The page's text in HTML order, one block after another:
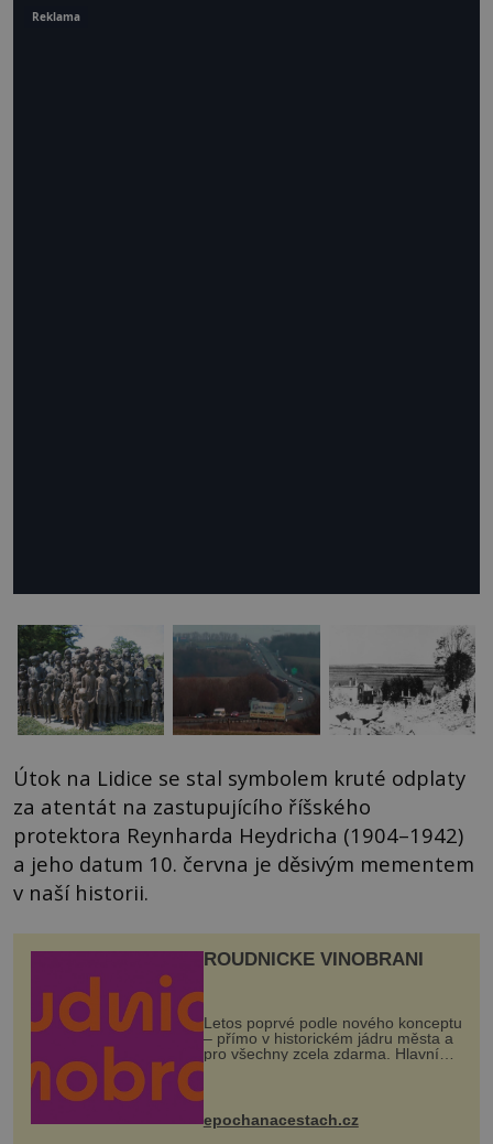
Útok na Lidice se stal symbolem kruté odplaty
za atentát na zastupujícího říšského
protektora Reynharda Heydricha (1904–1942)
a jeho datum 10. června je děsivým mementem
v naší historii.
ROUDNICKÉ VINOBRANÍ
Letos poprvé podle nového konceptu
– přímo v historickém jádru města a
pro všechny zcela zdarma. Hlavní
program se odehraje na Karlově a
mohou těšit na víno, burčák, pes...
epochanacestach.cz
Reklama